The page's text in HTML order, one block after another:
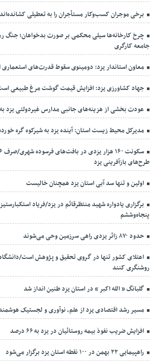
برخی موجران کسب‌وکار مستأجران را به تعطیلی کشانده‌اند
چرخ کارخانه‌ها سیلی محکمی بر صورت بدخواهان؛ جنگ
جامعه کارگری
معاون استاندار یزد: دومینوی سقوط قدرت‌های استعماری
جهاد کشاورزی یزد: افزایش قیمت گوشت مرغ طبیعی
عودت بخشی از هزینه‌های جانبی مدارس غیردولتی یزد به
مدیرکل محیط زیست استان: آینده یزد به شیرکوه گره
طرح‌های بازآفرینی یزد
اولین و تنها سد آبی استان یزد همچنان خالیست
برگزاری یادواره شهید منتظرقائم در یزد/فریاد
پنجاه‌وششم
حدود ۸۷۰ زائر یزدی راهی سرزمین وحی می‌شوند
اعتلای کشور تنها در گروی تحقیق و پژوهش است/
روشنگری کنند
گلبانگ « الله اکبر » در استان یزد طنین انداز شد
مسیر رشد اقتصادی یزد از علم، نوآوری و لجستیک
افزایش ضریب نفوذ بیمه روستائیان در یزد به ۶۶ درصد
راهپیمایی ۲۲ بهمن در ۱۰۰ نقطه استان یزد برگزار می‌شود